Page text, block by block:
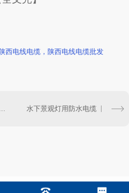
西电线电缆，陕西电线电缆批发
水下景观灯用防水电缆​